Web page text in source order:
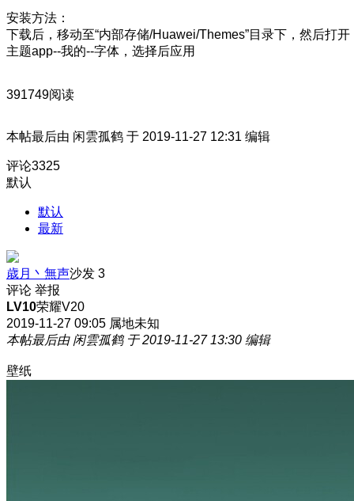
安装方法：
下载后，移动至“内部存储/Huawei/Themes”目录下，然后打开
主题app--我的--字体，选择后应用
391749阅读
本帖最后由 闲雲孤鹤 于 2019-11-27 12:31 编辑
评论3325
默认
默认
最新
歳月丶無声沙发 3
评论 举报
LV10荣耀V20
2019-11-27 09:05 属地未知
本帖最后由 闲雲孤鹤 于 2019-11-27 13:30 编辑
壁纸